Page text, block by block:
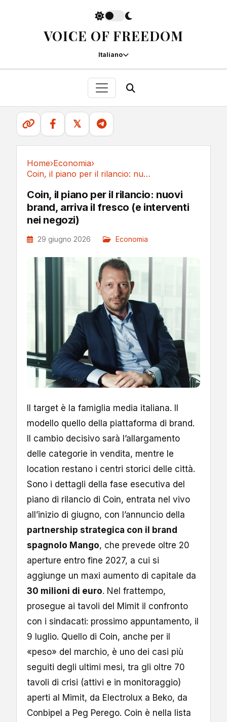
VOICE OF FREEDOM
Italiano
𝕏
Home›Economia›
Coin, il piano per il rilancio: nuovi brand,...
Coin, il piano per il rilancio: nuovi
brand, arriva il fresco (e interventi
nei negozi)
29 giugno 2026 Economia
Il target è la famiglia media italiana. Il
modello quello della piattaforma di brand.
Il cambio decisivo sarà l’allargamento
delle categorie in vendita, mentre le
location restano i centri storici delle città.
Sono i dettagli della fase esecutiva del
piano di rilancio di Coin, entrata nel vivo
all’inizio di giugno, con l’annuncio della
partnership strategica con il brand
spagnolo Mango, che prevede oltre 20
aperture entro fine 2027, a cui si
aggiunge un maxi aumento di capitale da
30 milioni di euro. Nel frattempo,
prosegue ai tavoli del Mimit il confronto
con i sindacati: prossimo appuntamento, il
9 luglio. Quello di Coin, anche per il
«peso» del marchio, è uno dei casi più
seguiti degli ultimi mesi, tra gli oltre 70
tavoli di crisi (attivi e in monitoraggio)
aperti al Mimit, da Electrolux a Beko, da
Conbipel a Peg Perego. Coin è nella lista